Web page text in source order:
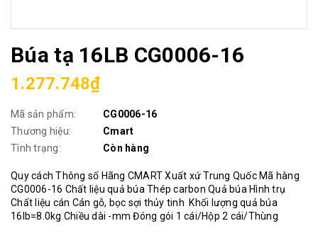
Búa tạ 16LB CG0006-16
1.277.748₫
Mã sản phẩm:
CG0006-16
Thương hiệu:
Cmart
Tình trạng:
Còn hàng
Quy cách Thông số Hãng CMART Xuất xứ Trung Quốc Mã hàng
CG0006-16 Chất liệu quả búa Thép carbon Quả búa Hình trụ
Chất liệu cán Cán gỗ, bọc sợi thủy tinh Khối lượng quả búa
16lb=8.0kg Chiều dài -mm Đóng gói 1 cái/Hộp 2 cái/Thùng